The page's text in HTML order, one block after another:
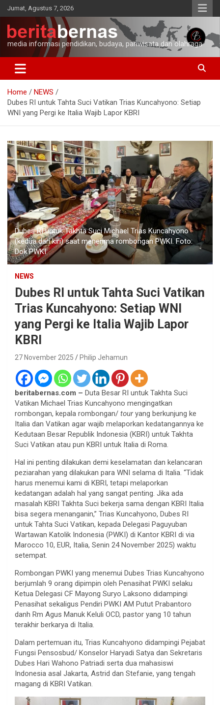
Skip
to
content
Jumat, Agustus 7, 2026
media informasi pendidikan, budaya, pariwisata dan olahraga
Home
NEWS
Dubes RI untuk Tahta Suci Vatikan Trias Kuncahyono: Setiap
WNI yang Pergi ke Italia Wajib Lapor KBRI
Dubes RI untuk Takhta Suci Michael Trias Kuncahyono
(kedua dari kiri) saat menerima rombongan PWKI. Foto:
Dok PWKI
NEWS
Dubes RI untuk Tahta Suci Vatikan
Trias Kuncahyono: Setiap WNI
yang Pergi ke Italia Wajib Lapor
KBRI
27 November 2025 Philip Jehamun
beritabernas.com – Duta Besar RI untuk Takhta Suci
Vatikan Michael Trias Kuncahyono mengingatkan
rombongan, kepala rombongan/ touryang berkunjung ke
Italia dan Vatikan agar wajib melaporkan kedatangannya ke
Kedutaan Besar Republik Indonesia (KBRI) untuk Takhta
Suci Vatikan atau pun KBRI untuk Italia di Roma.
Hal ini penting dilakukan demi keselamatan dan kelancaran
peziarahan yang dilakukan para WNI selama di Italia. “Tidak
harus menemui kami di KBRI, tetapi melaporkan
kedatangan adalah hal yang sangat penting. Jika ada
masalah KBRI Takhta Suci bekerja sama dengan KBRI Italia
bisa segera menanganin,” Trias Kuncahyono, Dubes RI
untuk Tahta Suci Vatikan, kepada Delegasi Paguyuban
Wartawan Katolik Indonesia (PWKI) di Kantor KBRI di via
Marocco 10, EUR, Italia, Senin 24 November 2025) waktu
setempat.
Rombongan PWKI yang menemui Dubes Trias Kuncahyono
berjumlah 9 orang dipimpin oleh Penasihat PWKI selaku
Ketua Delegasi CF Mayong Suryo Laksono didampingi
Penasihat sekaligus Pendiri PWKI AM Putut Prabantoro
danh Rm Agus Manuk Keluli OCD, pastor yang 10 tahun
terakhir berkarya di Italia.
Dalam pertemuan itu, Trias Kuncahyono didampingi Pejabat
Fungsi Pensosbud/ Konselor Haryadi Satya dan Sekretaris
Dubes Hari Wahono Patriadi serta dua mahasiswi
Indonesia asal Jakarta, Astrid dan Stefanie, yang tengah
magang di KBRI Vatikan.